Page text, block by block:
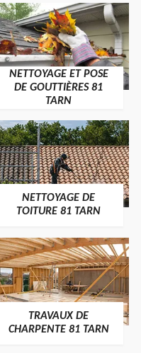
NETTOYAGE ET POSE
DE GOUTTIÈRES 81
TARN
NETTOYAGE DE
TOITURE 81 TARN
TRAVAUX DE
CHARPENTE 81 TARN